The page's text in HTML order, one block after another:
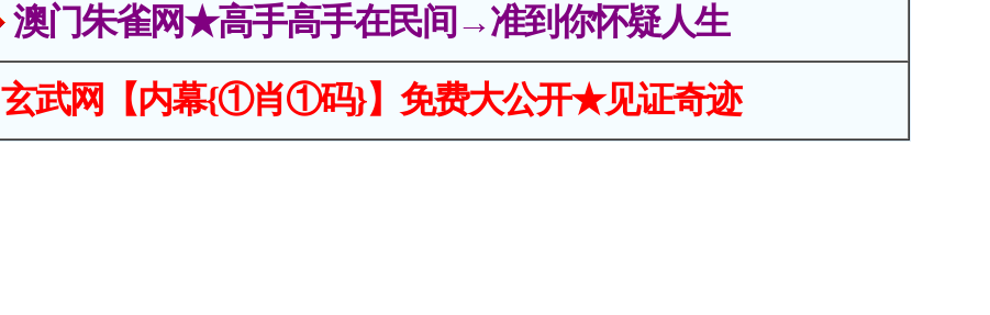
澳门朱雀网★高手高手在民间→准到你怀疑人生
玄武网【内幕{①肖①码}】免费大公开★见证奇迹